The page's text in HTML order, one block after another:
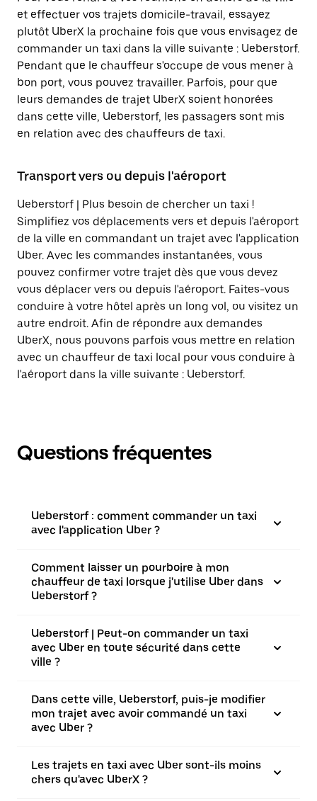
et effectuer vos trajets domicile-travail, essayez
plutôt UberX la prochaine fois que vous envisagez de
commander un taxi dans la ville suivante : Ueberstorf.
Pendant que le chauffeur s'occupe de vous mener à
bon port, vous pouvez travailler. Parfois, pour que
leurs demandes de trajet UberX soient honorées
dans cette ville, Ueberstorf, les passagers sont mis
en relation avec des chauffeurs de taxi.
Transport vers ou depuis l'aéroport
Ueberstorf | Plus besoin de chercher un taxi !
Simplifiez vos déplacements vers et depuis l'aéroport
de la ville en commandant un trajet avec l'application
Uber. Avec les commandes instantanées, vous
pouvez confirmer votre trajet dès que vous devez
vous déplacer vers ou depuis l'aéroport. Faites-vous
conduire à votre hôtel après un long vol, ou visitez un
autre endroit. Afin de répondre aux demandes
UberX, nous pouvons parfois vous mettre en relation
avec un chauffeur de taxi local pour vous conduire à
l'aéroport dans la ville suivante : Ueberstorf.
Questions fréquentes
Ueberstorf : comment commander un taxi
avec l'application Uber ?
Comment laisser un pourboire à mon
chauffeur de taxi lorsque j'utilise Uber dans
Ueberstorf ?
Ueberstorf | Peut-on commander un taxi
avec Uber en toute sécurité dans cette
ville ?
Dans cette ville, Ueberstorf, puis-je modifier
mon trajet avec avoir commandé un taxi
avec Uber ?
Les trajets en taxi avec Uber sont-ils moins
chers qu'avec UberX ?